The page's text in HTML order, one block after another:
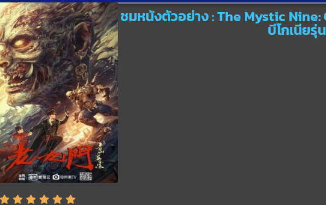
ชมหนังตัวอย่าง : The Mystic Nine:
บีโกเนียรุ่